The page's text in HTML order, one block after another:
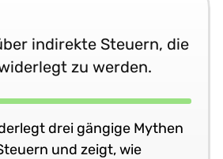
indirekte Steuern, die
zu werden.
drei gängige Mythen
und zeigt, wie